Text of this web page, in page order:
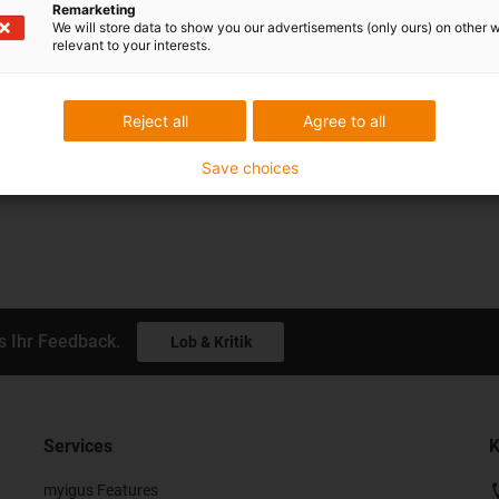
den verschiedensten Bereichen finden Sie
Ihr Feedback. Lob & Kritik
Services
myigus Features
Remarketing
We will store data to show you our advertisements (only ours) on other
relevant to your interests.
Agree to all
Reject all
Save choices